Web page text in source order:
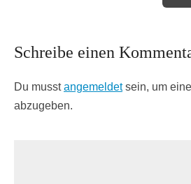
Schreibe einen
Du musstangemeldetsein, um
abzugeben.